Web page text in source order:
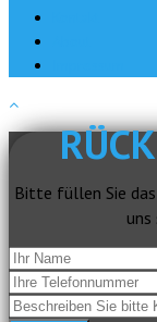
Bitte füllen Sie